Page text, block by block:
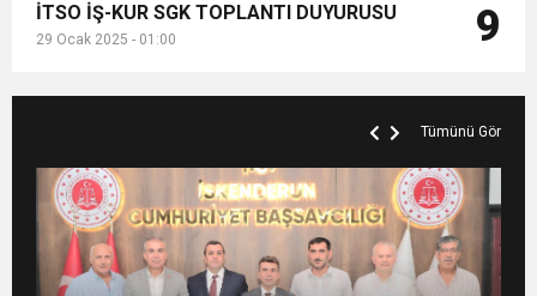
İTSO İŞ-KUR SGK TOPLANTI DUYURUSU
29 Ocak 2025 - 01:00 9
Tümünü Gör